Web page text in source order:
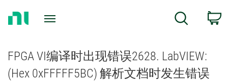
Search
FPGA VI编译时出现错误2628. LabVIEW:
(Hex 0xFFFFF5BC) 解析文档时发生错误